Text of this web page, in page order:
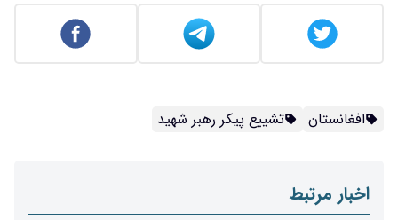
افغانستان تشییع پیکر رهبر شهید
اخبار مرتبط